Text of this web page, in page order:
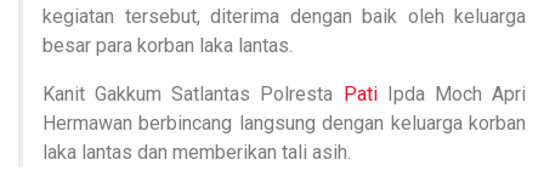
kegiatan tersebut, diterima dengan baik oleh keluarga
besar para korban laka lantas.
Kanit Gakkum Satlantas Polresta PatiIpda Moch Apri
Hermawan berbincang langsung dengan keluarga korban
laka lantas dan memberikan tali asih.